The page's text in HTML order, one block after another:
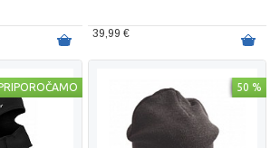
39,99 €
50 %